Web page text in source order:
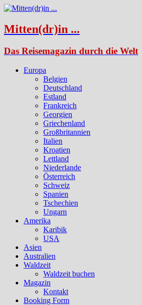
Mitten(dr)in ...
Das Reisemagazin durch die Welt
Europa
Belgien
Deutschland
Estland
Frankreich
Georgien
Griechenland
Großbritannien
Italien
Kroatien
Lettland
Niederlande
Österreich
Schweiz
Spanien
Tschechien
Ungarn
Amerika
Karibik
USA
Asien
Australien
Waldzeit
Waldzeit buchen
Magazin
Kontakt
Booking Form